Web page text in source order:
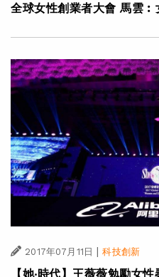
全球女性創業者大會 馬雲
2017年07月11日 | 科技創新
【她‧時代】王薇薇勉勵女